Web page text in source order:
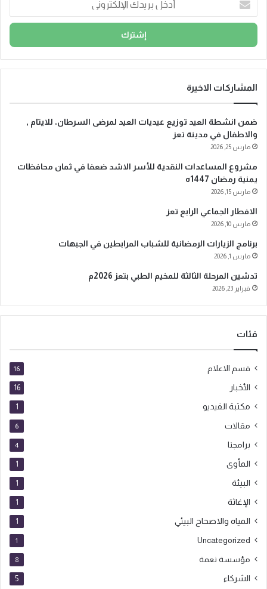
بريدك
الإلكتروني
المشاركات الاخيرة
ضمن انشطة العيد توزيع عيديات العيد لمرضى السرطان، للايتام ,
والاطفال في مدينة تعز
مارس 25, 2026
مشروع المساعدات النقدية للأسر الاشد ضعفا في ثمان محافظات
يمنية رمضان 1447ه
مارس 15, 2026
الافطار الجماعي الرابع تعز
مارس 10, 2026
برنامج الزيارات الرمضانية للشباب المرابطين في الجبهات
مارس 1, 2026
تدشين المرحلة الثالثة للمخيم الطبي بتعز 2026م
فبراير 23, 2026
فئات
قسم الاعلام 16
الأخبار 16
مكتبة الفيديو 1
مقالات 6
برامجنا 4
المأوى 1
البيئة 1
الإغاثة 1
المياه والاصحاح البيئي 1
Uncategorized
1
مؤسسة نعمة 8
الشركاء 5